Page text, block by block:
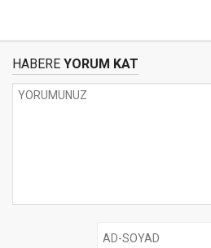
HABERE YORUM KAT